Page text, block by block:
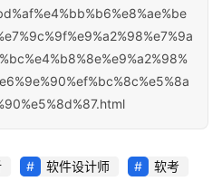
软件设计师
软考